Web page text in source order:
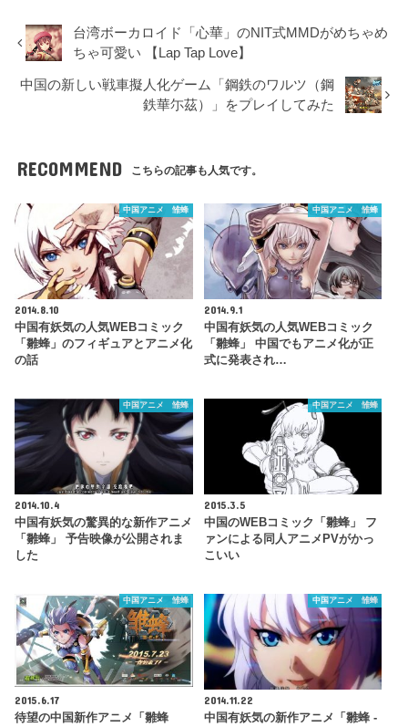
台湾ボーカロイド「心華」のNIT式MMDがめちゃめ
ちゃ可愛い 【Lap Tap Love】
中国の新しい戦車擬人化ゲーム「鋼鉄のワルツ（鋼
鉄華尓茲）」をプレイしてみた
RECOMMEND こちらの記事も人気です。
中国アニメ 雏蜂
2014.8.10
中国有妖気の人気WEBコミック
「雛蜂」のフィギュアとアニメ化
の話
中国アニメ 雏蜂
2014.9.1
中国有妖気の人気WEBコミック
「雛蜂」 中国でもアニメ化が正
式に発表され…
中国アニメ 雏蜂
2014.10.4
中国有妖気の驚異的な新作アニメ
「雛蜂」 予告映像が公開されま
した
中国アニメ 雏蜂
2015.3.5
中国のWEBコミック「雛蜂」 フ
ァンによる同人アニメPVがかっ
こいい
中国アニメ 雏蜂
2015.6.17
待望の中国新作アニメ「雛蜂
中国アニメ 雏蜂
2014.11.22
中国有妖気の新作アニメ「雛蜂 -